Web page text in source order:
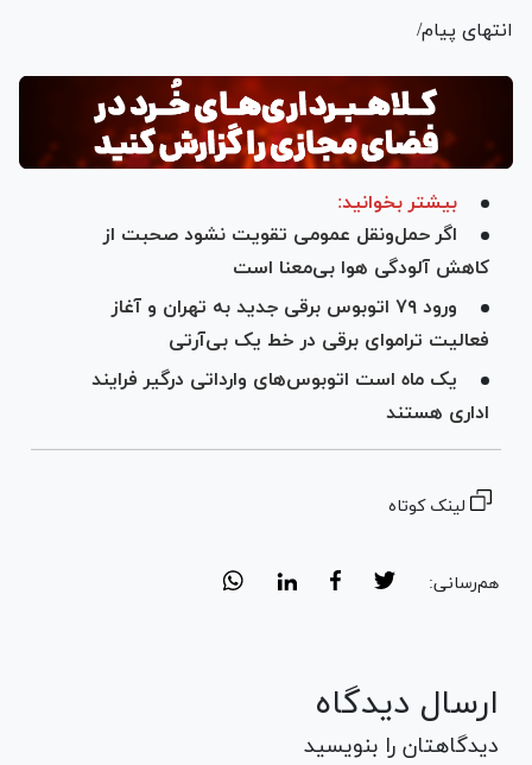
انتهای پیام/
بیشتر بخوانید:
اگر حمل‌ونقل عمومی تقویت نشود صحبت از
کاهش آلودگی هوا بی‌معنا است
ورود ۷۹ اتوبوس برقی جدید به تهران و آغاز
فعالیت تراموای برقی در خط یک بی‌آرتی
یک ماه است اتوبوس‌های وارداتی درگیر فرایند
اداری هستند
لینک کوتاه
هم‌رسانی:
ارسال دیدگاه
دیدگاهتان را بنویسید